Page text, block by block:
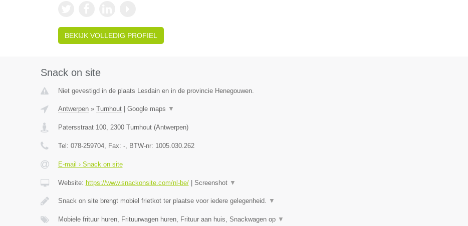
BEKIJK VOLLEDIG PROFIEL
Snack on site
Niet gevestigd in de plaats Lesdain en in de provincie Henegouwen.
Antwerpen» Turnhout| Google maps ▼
Patersstraat 100, 2300 Turnhout(Antwerpen)
Tel: 078-259704, Fax: -, BTW-nr: 1005.030.262
E-mail › Snack on site
Website: https://www.snackonsite.com/nl-be/| Screenshot ▼
Snack on site brengt mobiel frietkot ter plaatse voor iedere gelegenheid. ▼
Mobiele frituur huren, Frituurwagen huren, Frituur aan huis, Snackwagen op ▼